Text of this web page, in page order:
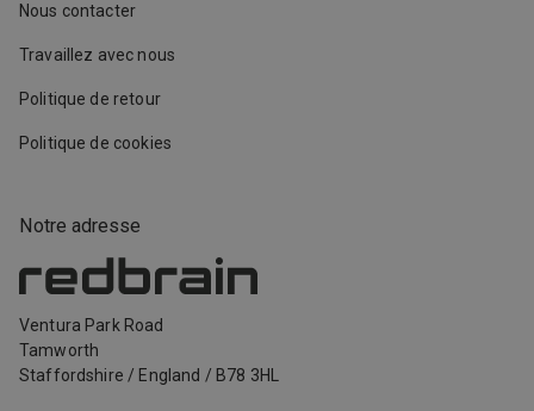
Notre adresse
Ventura Park Road
Tamworth
Staffordshire / England / B78 3HL
Nous contacter
Travaillez avec nous
Politique de retour
Politique de cookies